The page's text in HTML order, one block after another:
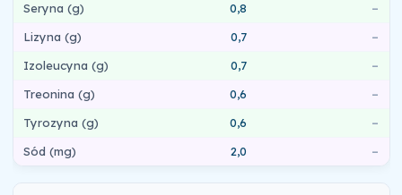
Seryna (g)
0,8
–
Lizyna (g)
0,7
–
Izoleucyna (g)
0,7
–
Treonina (g)
0,6
–
Tyrozyna (g)
0,6
–
Sód (mg)
2,0 –